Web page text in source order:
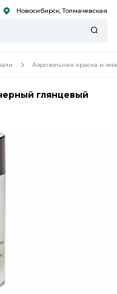
Новосибирск, Толмачевская
Аэрозольная краска и
глянцевый